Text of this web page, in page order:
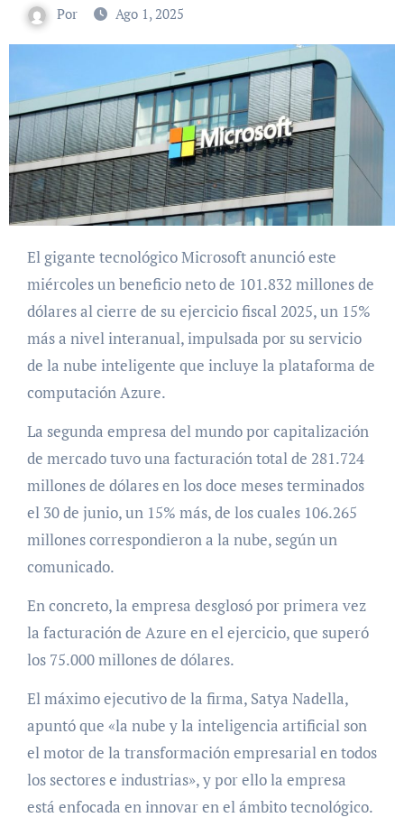
Por Ago 1, 2025
El gigante tecnológico Microsoft anunció este
miércoles un beneficio neto de 101.832 millones de
dólares al cierre de su ejercicio fiscal 2025, un 15%
más a nivel interanual, impulsada por su servicio
de la nube inteligente que incluye la plataforma de
computación Azure.
La segunda empresa del mundo por capitalización
de mercado tuvo una facturación total de 281.724
millones de dólares en los doce meses terminados
el 30 de junio, un 15% más, de los cuales 106.265
millones correspondieron a la nube, según un
comunicado.
En concreto, la empresa desglosó por primera vez
la facturación de Azure en el ejercicio, que superó
los 75.000 millones de dólares.
El máximo ejecutivo de la firma, Satya Nadella,
apuntó que «la nube y la inteligencia artificial son
el motor de la transformación empresarial en todos
los sectores e industrias», y por ello la empresa
está enfocada en innovar en el ámbito tecnológico.